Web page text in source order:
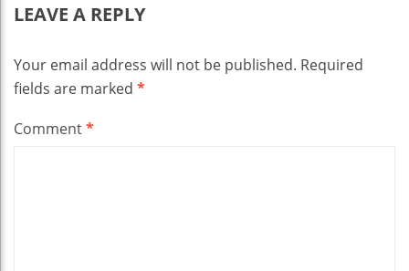
LEAVE A REPLY
Your email address will not be published. Required
fields are marked *
Comment*